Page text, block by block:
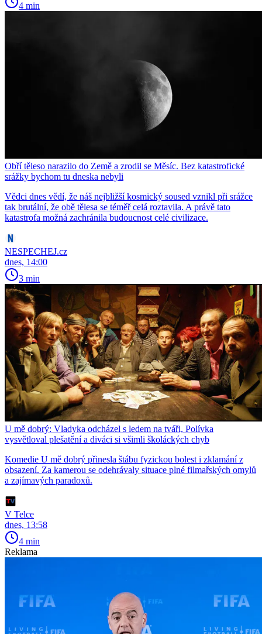
4 min
Obří těleso narazilo do Země a zrodil se Měsíc. Bez katastrofické
srážky bychom tu dneska nebyli
Vědci dnes vědí, že náš nejbližší kosmický soused vznikl při srážce
tak brutální, že obě tělesa se téměř celá roztavila. A právě tato
katastrofa možná zachránila budoucnost celé civilizace.
NESPECHEJ.cz
dnes, 14:00
3 min
U mě dobrý: Vladyka odcházel s ledem na tváři, Polívka
vysvětloval plešatění a diváci si všimli školáckých chyb
Komedie U mě dobrý přinesla štábu fyzickou bolest i zklamání z
obsazení. Za kamerou se odehrávaly situace plné filmařských omylů
a zajímavých paradoxů.
V Telce
dnes, 13:58
4 min
Reklama